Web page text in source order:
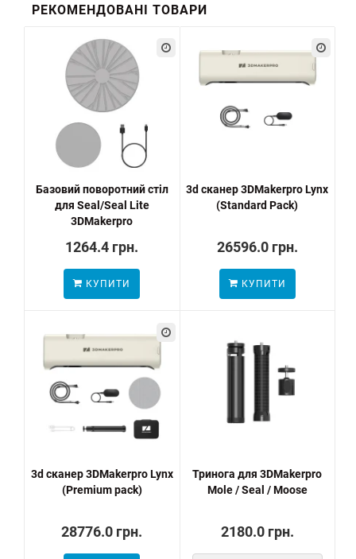
РЕКОМЕНДОВАНІ ТОВАРИ
Базовий поворотний стіл
для Seal/Seal Lite
3DMakerpro
1264.4 грн.
КУПИТИ
3d сканер 3DMakerpro Lynx
(Standard Pack)
26596.0 грн.
КУПИТИ
3d сканер 3DMakerpro Lynx
(Premium pack)
28776.0 грн.
Тринога для 3DMakerpro
Mole / Seal / Moose
2180.0 грн.